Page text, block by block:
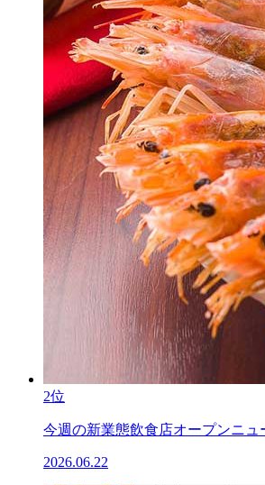
2位
今週の新業態飲食店オープンニュ
2026.06.22